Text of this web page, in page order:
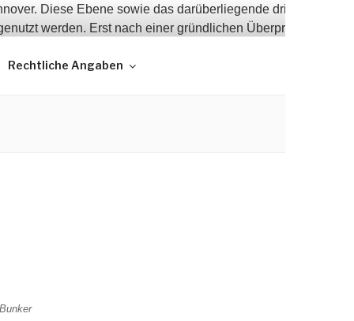
Rechtliche Angaben